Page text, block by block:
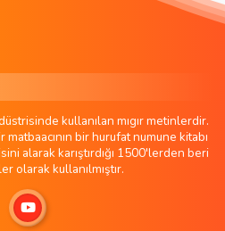
kullanılan mıgır metinlerdir.
bir hurufat numune kitabı
alarak karıştırdığı 1500'lerden beri
olarak kullanılmıştır.